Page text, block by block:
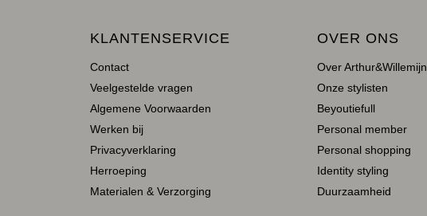
KLANTENSERVICE
Contact
Veelgestelde vragen
Algemene Voorwaarden
Werken bij
Privacyverklaring
Herroeping
Materialen & Verzorging
OVER ONS
Over Arthur&Willemijn
Onze stylisten
Beyoutiefull
Personal member
Personal shopping
Identity styling
Duurzaamheid